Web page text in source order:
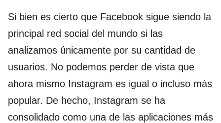
Si bien es cierto que Facebook sigue siendo la
principal red social del mundo si las
analizamos únicamente por su cantidad de
usuarios. No podemos perder de vista que
ahora mismo Instagram es igual o incluso más
popular. De hecho, Instagram se ha
consolidado como una de las aplicaciones más